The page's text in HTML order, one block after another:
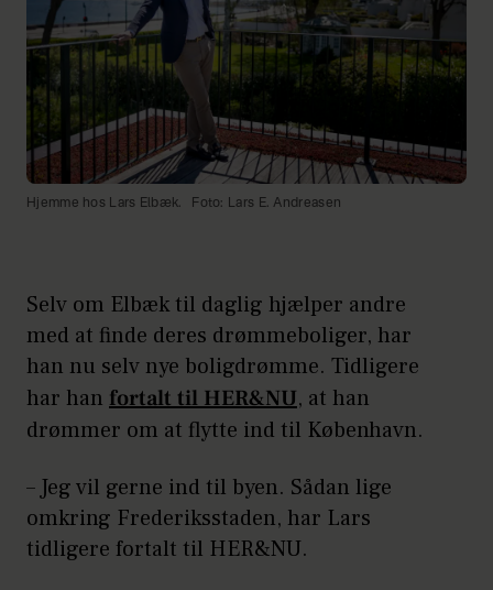
Hjemme hos Lars Elbæk. Foto: Lars E. Andreasen
Selv om Elbæk til daglig hjælper andre
med at finde deres drømmeboliger, har
han nu selv nye boligdrømme. Tidligere
har han fortalt til HER&NU, at han
drømmer om at flytte ind til København.
– Jeg vil gerne ind til byen. Sådan lige
omkring Frederiksstaden, har Lars
tidligere fortalt til HER&NU.